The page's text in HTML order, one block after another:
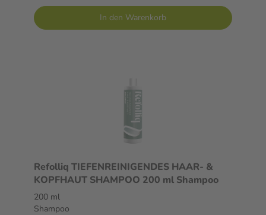
In den Warenkorb
Refolliq TIEFENREINIGENDES HAAR- &
KOPFHAUT SHAMPOO 200 ml Shampoo
200 ml
Shampoo